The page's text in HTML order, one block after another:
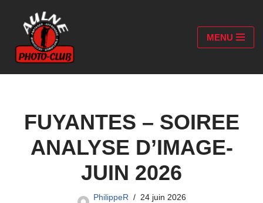
Aller
au
contenu
MENU
FUYANTES – SOIREE
ANALYSE D’IMAGE-
JUIN 2026
PhilippeR 24 juin 2026